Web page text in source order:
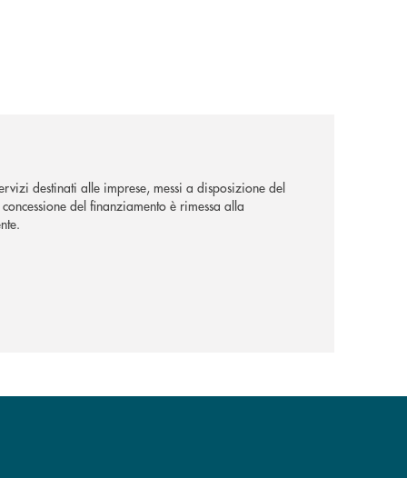
destinati alle imprese, messi a disposizione del
del finanziamento è rimessa alla